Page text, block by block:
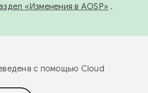
«Изменения в AOSP» .
с помощью Cloud